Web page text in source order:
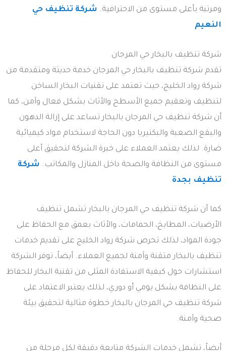
ومرتبة بأعلى مستوى من الاحترافية. شركة تنظيف حي
النعيم
شركة تنظيف بالبخار حي المرجان
تقدم شركة تنظيف بالبخار حي المرجان خدمة حديثة ومتقدمة من
شركة رواد الخليج، حيث تعتمد على تقنيات البخار الساخن
لتنظيف وتعقيم جميع الأسطح والأثاث بشكل فعال وآمن، كما
أن شركة تنظيف حي المرجان بالبخار تساعد على إزالة الدهون
والبقع الصعبة والبكتيريا دون الحاجة لاستخدام مواد كيميائية
ضارة. لذلك يعتمد العملاء على خبرة الشركة لتحقيق أعلى
مستوى من النظافة والصحة داخل المنازل والمكاتب. شركة
تنظيف بجدة
كما أن شركة تنظيف حي المرجان بالبخار تشمل تنظيف
الأرضيات، المطابخ، الحمامات، والأثاث بعمق مع الحفاظ على
جودة المواد، لذلك تحرص شركة رواد الخليج على تقديم خدمات
تنظيف بالبخار متقنة وآمنة لجميع العملاء. أيضاً، توفر الشركة
استشارات حول كيفية الاستفادة المثلى من تقنية البخار للحفاظ
على النظافة بشكل يومي أو دوري، لذلك يعتبر الاعتماد على
شركة تنظيف حي المرجان بالبخار خطوة مثالية لتحقيق بيئة
صحية وآمنة.
أيضاً، تشمل خدمات الشركة متابعة دقيقة لكل مرحلة من